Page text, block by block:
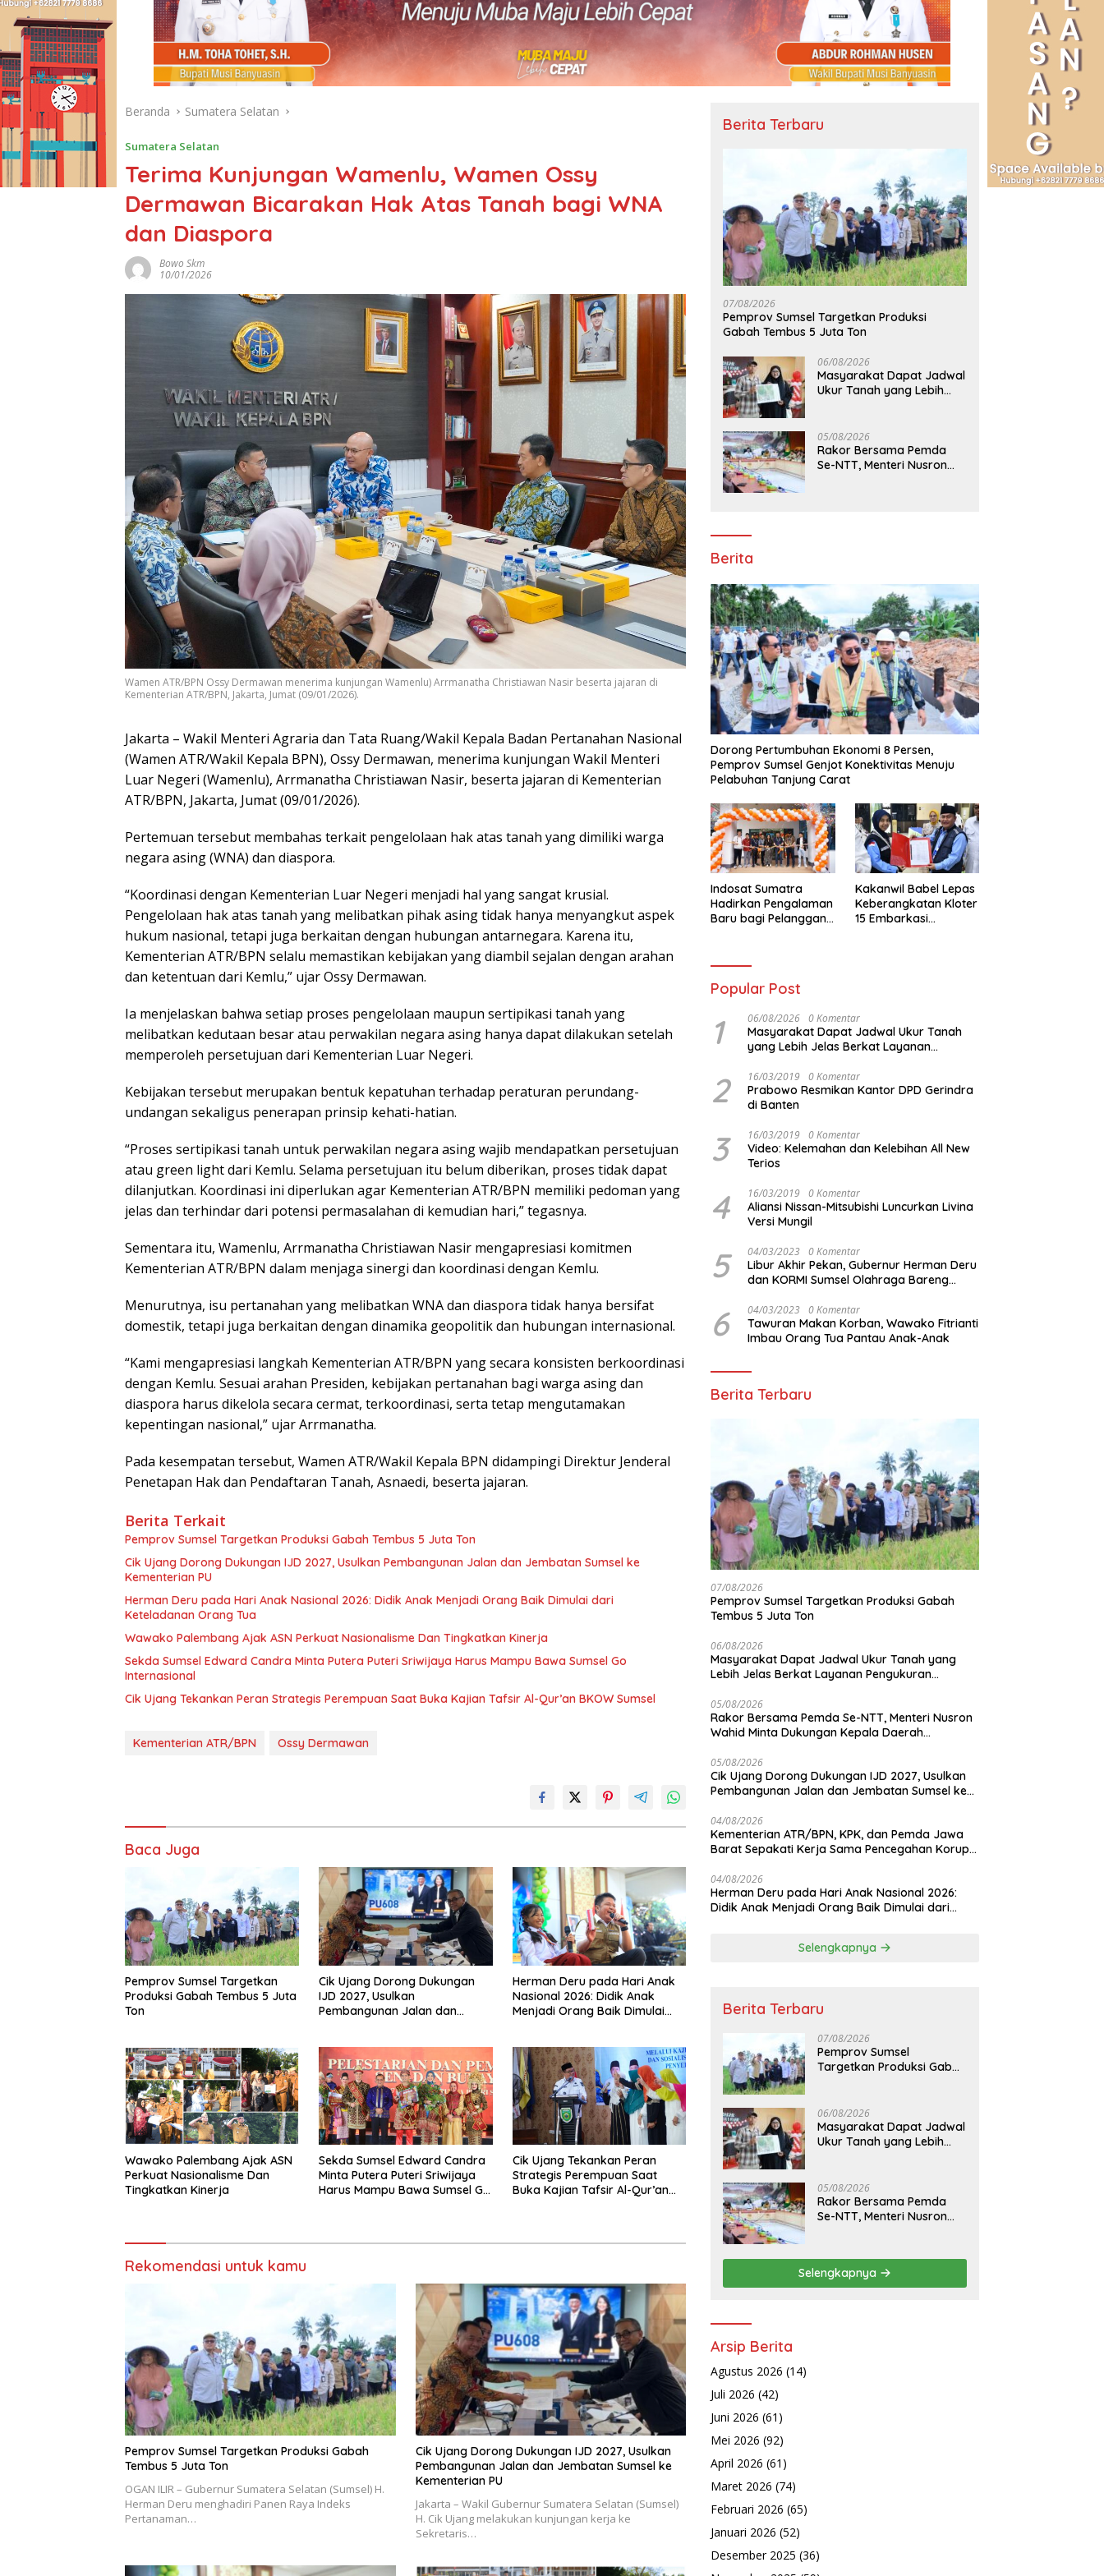
Beranda Sumatera Selatan
Sumatera Selatan
Terima Kunjungan Wamenlu, Wamen Ossy
Dermawan Bicarakan Hak Atas Tanah bagi WNA
dan Diaspora
Bowo Skm
10/01/2026
Wamen ATR/BPN Ossy Dermawan menerima kunjungan Wamenlu) Arrmanatha Christiawan Nasir beserta jajaran di
Kementerian ATR/BPN, Jakarta, Jumat (09/01/2026).
Jakarta – Wakil Menteri Agraria dan Tata Ruang/Wakil Kepala Badan Pertanahan Nasional
(Wamen ATR/Wakil Kepala BPN), Ossy Dermawan, menerima kunjungan Wakil Menteri
Luar Negeri (Wamenlu), Arrmanatha Christiawan Nasir, beserta jajaran di Kementerian
ATR/BPN, Jakarta, Jumat (09/01/2026).
Pertemuan tersebut membahas terkait pengelolaan hak atas tanah yang dimiliki warga
negara asing (WNA) dan diaspora.
“Koordinasi dengan Kementerian Luar Negeri menjadi hal yang sangat krusial.
Pengelolaan hak atas tanah yang melibatkan pihak asing tidak hanya menyangkut aspek
hukum nasional, tetapi juga berkaitan dengan hubungan antarnegara. Karena itu,
Kementerian ATR/BPN selalu memastikan kebijakan yang diambil sejalan dengan arahan
dan ketentuan dari Kemlu,” ujar Ossy Dermawan.
Ia menjelaskan bahwa setiap proses pengelolaan maupun sertipikasi tanah yang
melibatkan kedutaan besar atau perwakilan negara asing hanya dapat dilakukan setelah
memperoleh persetujuan dari Kementerian Luar Negeri.
Kebijakan tersebut merupakan bentuk kepatuhan terhadap peraturan perundang-
undangan sekaligus penerapan prinsip kehati-hatian.
“Proses sertipikasi tanah untuk perwakilan negara asing wajib mendapatkan persetujuan
atau green light dari Kemlu. Selama persetujuan itu belum diberikan, proses tidak dapat
dilanjutkan. Koordinasi ini diperlukan agar Kementerian ATR/BPN memiliki pedoman yang
jelas dan terhindar dari potensi permasalahan di kemudian hari,” tegasnya.
Sementara itu, Wamenlu, Arrmanatha Christiawan Nasir mengapresiasi komitmen
Kementerian ATR/BPN dalam menjaga sinergi dan koordinasi dengan Kemlu.
Menurutnya, isu pertanahan yang melibatkan WNA dan diaspora tidak hanya bersifat
domestik, tetapi juga berkaitan dengan dinamika geopolitik dan hubungan internasional.
“Kami mengapresiasi langkah Kementerian ATR/BPN yang secara konsisten berkoordinasi
dengan Kemlu. Sesuai arahan Presiden, kebijakan pertanahan bagi warga asing dan
diaspora harus dikelola secara cermat, terkoordinasi, serta tetap mengutamakan
kepentingan nasional,” ujar Arrmanatha.
Pada kesempatan tersebut, Wamen ATR/Wakil Kepala BPN didampingi Direktur Jenderal
Penetapan Hak dan Pendaftaran Tanah, Asnaedi, beserta jajaran.
Berita Terkait
Pemprov Sumsel Targetkan Produksi Gabah Tembus 5 Juta Ton
Cik Ujang Dorong Dukungan IJD 2027, Usulkan Pembangunan Jalan dan Jembatan Sumsel ke
Kementerian PU
Herman Deru pada Hari Anak Nasional 2026: Didik Anak Menjadi Orang Baik Dimulai dari
Keteladanan Orang Tua
Wawako Palembang Ajak ASN Perkuat Nasionalisme Dan Tingkatkan Kinerja
Sekda Sumsel Edward Candra Minta Putera Puteri Sriwijaya Harus Mampu Bawa Sumsel Go
Internasional
Cik Ujang Tekankan Peran Strategis Perempuan Saat Buka Kajian Tafsir Al-Qur’an BKOW Sumsel
Kementerian ATR/BPN Ossy Dermawan
Baca Juga
Pemprov Sumsel Targetkan
Produksi Gabah Tembus 5 Juta
Ton
Cik Ujang Dorong Dukungan
IJD 2027, Usulkan
Pembangunan Jalan dan
Herman Deru pada Hari Anak
Nasional 2026: Didik Anak
Menjadi Orang Baik Dimulai
Wawako Palembang Ajak ASN
Perkuat Nasionalisme Dan
Tingkatkan Kinerja
Sekda Sumsel Edward Candra
Minta Putera Puteri Sriwijaya
Harus Mampu Bawa Sumsel Go
Cik Ujang Tekankan Peran
Strategis Perempuan Saat
Buka Kajian Tafsir Al-Qur’an
Rekomendasi untuk kamu
Pemprov Sumsel Targetkan Produksi Gabah
Tembus 5 Juta Ton
OGAN ILIR – Gubernur Sumatera Selatan (Sumsel) H.
Herman Deru menghadiri Panen Raya Indeks
Pertanaman…
Cik Ujang Dorong Dukungan IJD 2027, Usulkan
Pembangunan Jalan dan Jembatan Sumsel ke
Kementerian PU
Jakarta – Wakil Gubernur Sumatera Selatan (Sumsel)
H. Cik Ujang melakukan kunjungan kerja ke
Sekretaris…
Berita Terbaru
07/08/2026
Pemprov Sumsel Targetkan Produksi
Gabah Tembus 5 Juta Ton
06/08/2026
Masyarakat Dapat Jadwal
Ukur Tanah yang Lebih
05/08/2026
Rakor Bersama Pemda
Se-NTT, Menteri Nusron
Berita
Dorong Pertumbuhan Ekonomi 8 Persen,
Pemprov Sumsel Genjot Konektivitas Menuju
Pelabuhan Tanjung Carat
Indosat Sumatra
Hadirkan Pengalaman
Baru bagi Pelanggan
Coffee
Kakanwil Babel Lepas
Keberangkatan Kloter
15 Embarkasi
Popular Post
1 06/08/2026 0 Komentar
Masyarakat Dapat Jadwal Ukur Tanah
yang Lebih Jelas Berkat Layanan
2 16/03/2019 0 Komentar
Prabowo Resmikan Kantor DPD Gerindra
di Banten
3 16/03/2019 0 Komentar
Video: Kelemahan dan Kelebihan All New
Terios
4 16/03/2019 0 Komentar
Aliansi Nissan-Mitsubishi Luncurkan Livina
Versi Mungil
5 04/03/2023 0 Komentar
Libur Akhir Pekan, Gubernur Herman Deru
dan KORMI Sumsel Olahraga Bareng
6 04/03/2023 0 Komentar
Tawuran Makan Korban, Wawako Fitrianti
Imbau Orang Tua Pantau Anak-Anak
Berita Terbaru
07/08/2026
Pemprov Sumsel Targetkan Produksi Gabah
Tembus 5 Juta Ton
06/08/2026
Masyarakat Dapat Jadwal Ukur Tanah yang
Lebih Jelas Berkat Layanan Pengukuran
05/08/2026
Rakor Bersama Pemda Se-NTT, Menteri Nusron
Wahid Minta Dukungan Kepala Daerah
05/08/2026
Cik Ujang Dorong Dukungan IJD 2027, Usulkan
Pembangunan Jalan dan Jembatan Sumsel ke
04/08/2026
Kementerian ATR/BPN, KPK, dan Pemda Jawa
Barat Sepakati Kerja Sama Pencegahan Korupsi
04/08/2026
Herman Deru pada Hari Anak Nasional 2026:
Didik Anak Menjadi Orang Baik Dimulai dari
Selengkapnya
Berita Terbaru
07/08/2026
Pemprov Sumsel
Targetkan Produksi Gabah
06/08/2026
Masyarakat Dapat Jadwal
Ukur Tanah yang Lebih
05/08/2026
Rakor Bersama Pemda
Se-NTT, Menteri Nusron
Transformasi Layanan
Pertanahan
Selengkapnya
Arsip Berita
Agustus 2026 (14)
Juli 2026 (42)
Juni 2026 (61)
Mei 2026 (92)
April 2026 (61)
Maret 2026 (74)
Februari 2026 (65)
Januari 2026 (52)
Desember 2025 (36)